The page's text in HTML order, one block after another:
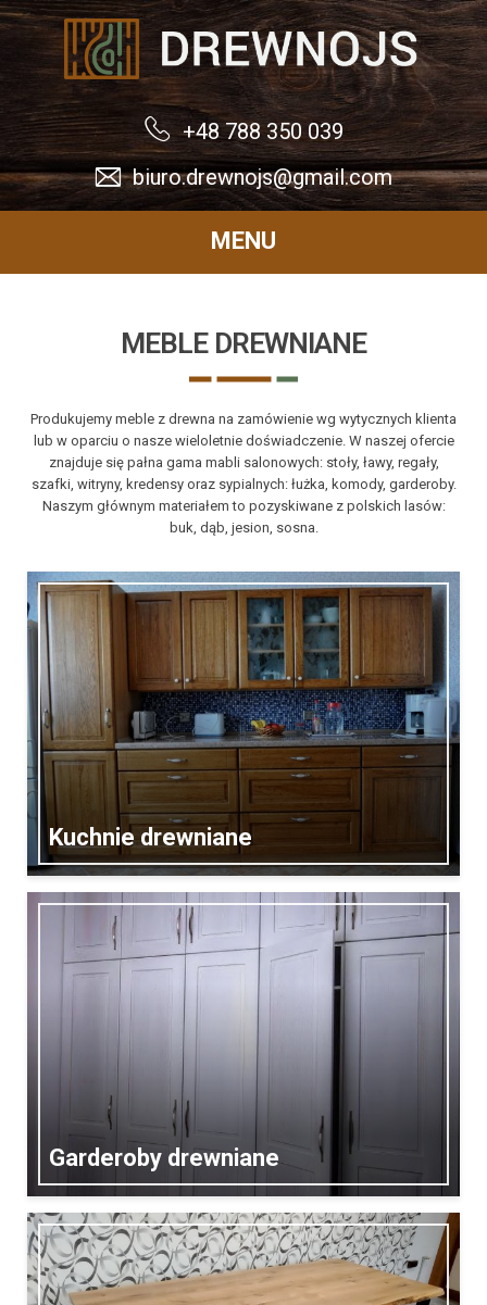
Drewnojs
+48 788 350 039
biuro.drewnojs@gmail.com
MENU
MEBLE DREWNIANE
Produkujemy meble z drewna na zamówienie wg wytycznych klienta
lub w oparciu o nasze wieloletnie doświadczenie. W naszej ofercie
znajduje się pałna gama mabli salonowych: stoły, ławy, regały,
szafki, witryny, kredensy oraz sypialnych: łużka, komody, garderoby.
Naszym głównym materiałem to pozyskiwane z polskich lasów:
buk, dąb, jesion, sosna.
Kuchnie drewniane
Garderoby drewniane